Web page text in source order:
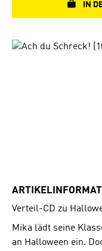
IN
Bildergalerie
Verteil-CD zu
Mika lädt seine
an Halloween ein.